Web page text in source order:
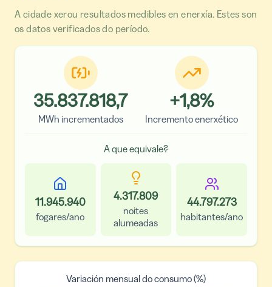
A cidade xerou resultados medibles en enerxía. Estes son
os datos verificados do período.
35.837.818,7
MWh incrementados
+1,8%
Incremento enerxético
A que equivale?
11.945.940
fogares/ano
4.317.809
noites
alumeadas
44.797.273
habitantes/ano
Variación mensual do consumo (%)